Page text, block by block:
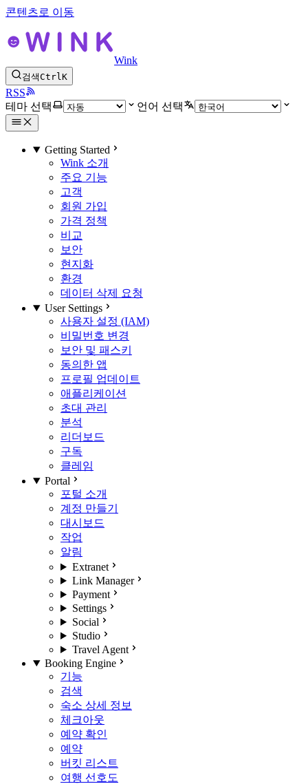
콘텐츠로 이동
Wink
검색CtrlK
RSS
테마 선택
언어 선택
Getting Started
Wink 소개
주요 기능
고객
회원 가입
가격 정책
비교
보안
현지화
환경
데이터 삭제 요청
User Settings
사용자 설정 (IAM)
비밀번호 변경
보안 및 패스키
동의한 앱
프로필 업데이트
애플리케이션
초대 관리
분석
리더보드
구독
클레임
Portal
포털 소개
계정 만들기
대시보드
작업
알림
Extranet
Link Manager
Payment
Settings
Social
Studio
Travel Agent
Booking Engine
기능
검색
숙소 상세 정보
체크아웃
예약 확인
예약
버킷 리스트
여행 선호도